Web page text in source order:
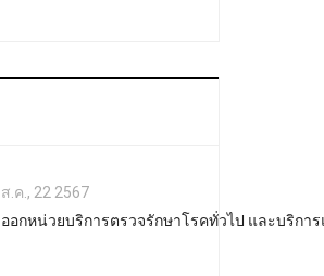
ส.ค., 22 2567
ออกหน่วยบริการตรวจรักษาโรคทั่วไป และบริกา